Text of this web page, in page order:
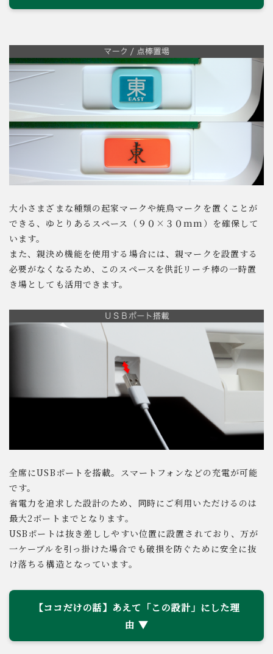
大小さまざまな種類の起家マークや焼鳥マークを置くことが
できる、ゆとりあるスペース（９０×３０mm）を確保して
います。
また、親決め機能を使用する場合には、親マークを設置する
必要がなくなるため、このスペースを供託リーチ棒の一時置
き場としても活用できます。
全席にUSBポートを搭載。スマートフォンなどの充電が可能
です。
省電力を追求した設計のため、同時にご利用いただけるのは
最大2ポートまでとなります。
USBポートは抜き差ししやすい位置に設置されており、万が
一ケーブルを引っ掛けた場合でも破損を防ぐために安全に抜
け落ちる構造となっています。
【ココだけの話】あえて「この設計」にした理
由